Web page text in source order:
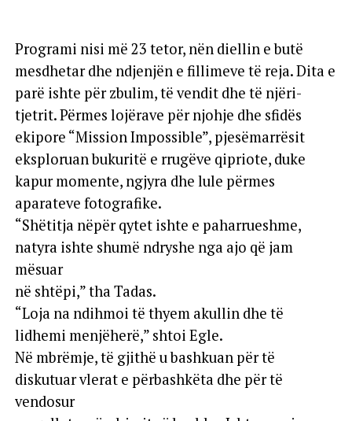
Programi nisi më 23 tetor, nën diellin e butë
mesdhetar dhe ndjenjën e fillimeve të reja. Dita e
parë ishte për zbulim, të vendit dhe të njëri-
tjetrit. Përmes lojërave për njohje dhe sfidës
ekipore “Mission Impossible”, pjesëmarrësit
eksploruan bukuritë e rrugëve qipriote, duke
kapur momente, ngjyra dhe lule përmes
aparateve fotografike.
“Shëtitja nëpër qytet ishte e paharrueshme,
natyra ishte shumë ndryshe nga ajo që jam
mësuar
në shtëpi,” tha Tadas.
“Loja na ndihmoi të thyem akullin dhe të
lidhemi menjëherë,” shtoi Egle.
Në mbrëmje, të gjithë u bashkuan për të
diskutuar vlerat e përbashkëta dhe për të
vendosur